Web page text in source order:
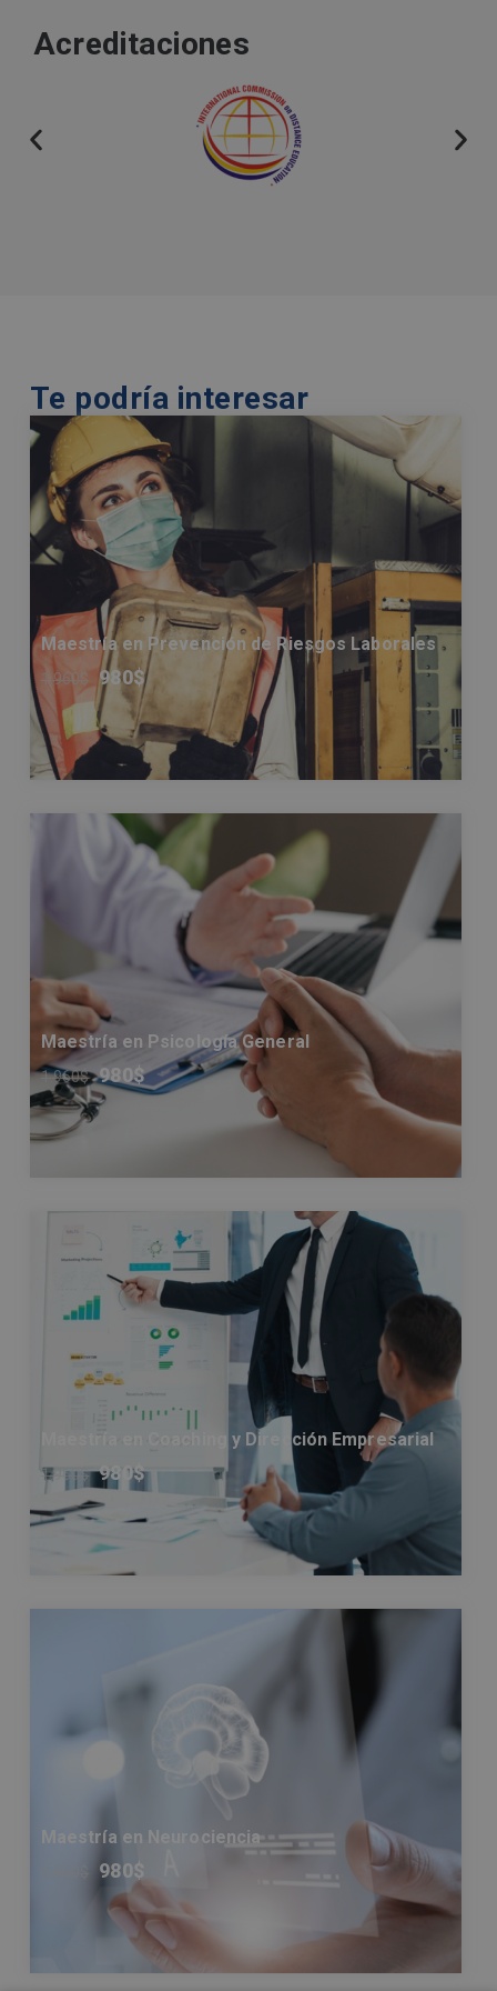
n
v
Acreditaciones
Te podría interesar
Maestría en Prevención de Riesgos Laborales
1.960$ 980$
Maestría en Psicología General
1.960$ 980$
Maestría en Coaching y Dirección Empresarial
1.960 $ 980$
Maestría en Neurociencia
980$